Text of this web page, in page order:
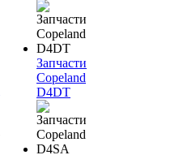
Запчасти
Copeland
D4DT